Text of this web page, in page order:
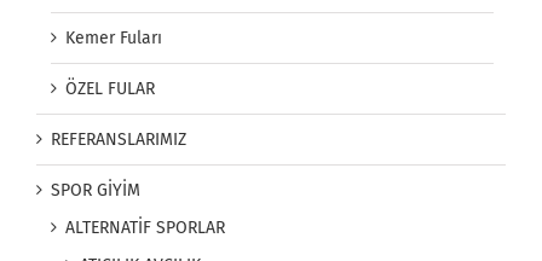
Kemer Fuları
ÖZEL FULAR
REFERANSLARIMIZ
SPOR GİYİM
ALTERNATİF SPORLAR